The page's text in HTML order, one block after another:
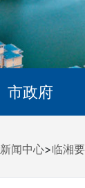
市政府
新闻中心>临湘